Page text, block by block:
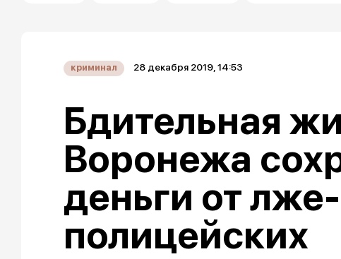
криминал 28 декабря 2019, 14:53
Бдительная
Воронежа
деньги от лже-
полицейских